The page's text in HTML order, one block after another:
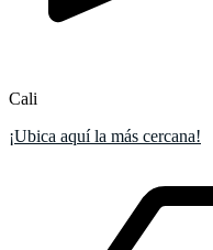
Cali
¡Ubica aquí la más cercana!